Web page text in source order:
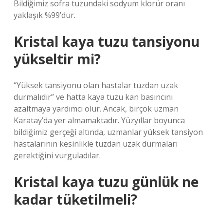
Bildiğimiz sofra tuzundaki sodyum klorür oranı
yaklaşık %99’dur.
Kristal kaya tuzu tansiyonu
yükseltir mi?
“Yüksek tansiyonu olan hastalar tuzdan uzak
durmalıdır” ve hatta kaya tuzu kan basıncını
azaltmaya yardımcı olur. Ancak, birçok uzman
Karatay’da yer almamaktadır. Yüzyıllar boyunca
bildiğimiz gerçeği altında, uzmanlar yüksek tansiyon
hastalarının kesinlikle tuzdan uzak durmaları
gerektiğini vurguladılar.
Kristal kaya tuzu günlük ne
kadar tüketilmeli?